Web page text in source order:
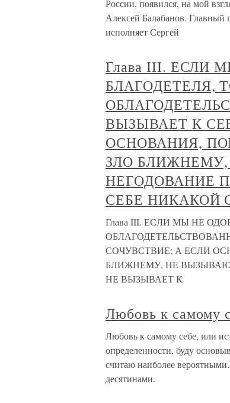
России, появился, на мой
Алексей Балабанов. Главный
исполняет Сергей
Глава III. ЕСЛИ
БЛАГОДЕТЕЛЯ,
ВЫЗЫВАЕТ К
ОСНОВАНИЯ,
ЗЛО
НЕГОДОВАНИЕ
СЕБЕ НИКАКОЙ
Глава III. ЕСЛИ МЫ НЕ
СОЧУВСТВИЕ; А ЕСЛИ
БЛИЖНЕМУ, НЕ
НЕ ВЫЗЫВАЕТ К
Любовь к самому
Любовь к самому себе, или
определенности, буду
считаю наиболее
десятинами.